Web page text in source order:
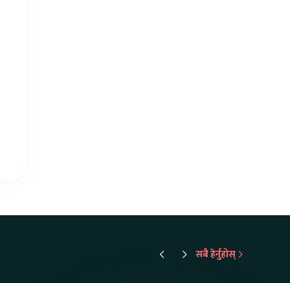
सबै हेर्नुहोस्